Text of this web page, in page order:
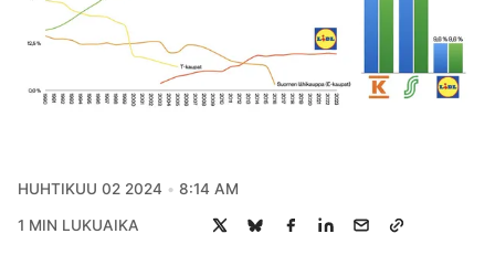
HUHTIKUU 02 2024 8:14 AM
1 MIN LUKUAIKA